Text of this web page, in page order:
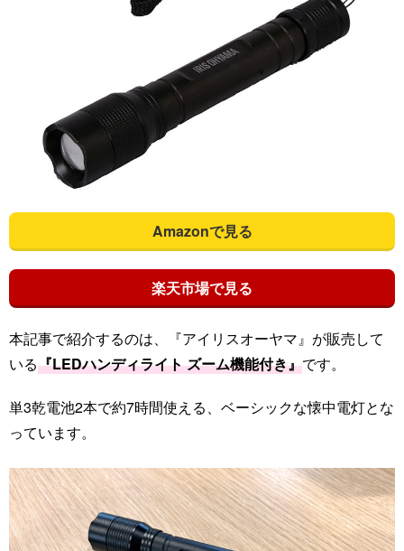
Amazonで見る
楽天市場で見る
本記事で紹介するのは、『アイリスオーヤマ』が販売して
いる『LEDハンディライト ズーム機能付き』です。
単3乾電池2本で約7時間使える、ベーシックな懐中電灯とな
っています。